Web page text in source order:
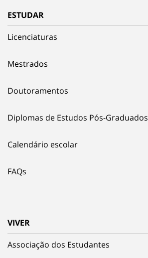
ESTUDAR
Licenciaturas
Mestrados
Doutoramentos
Diplomas de Estudos Pós-Graduados
Calendário escolar
FAQs
VIVER
Associação dos Estudantes